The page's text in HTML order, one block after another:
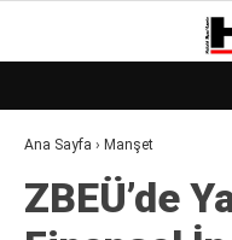
GALERİ
DÜNYA
Ana Sayfa › Manşet
ZBEÜ’de